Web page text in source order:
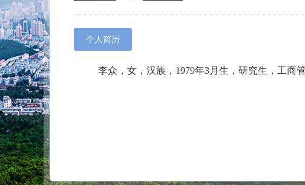
个人简历
李众，女，汉族，1979年3月生，研究生，工商